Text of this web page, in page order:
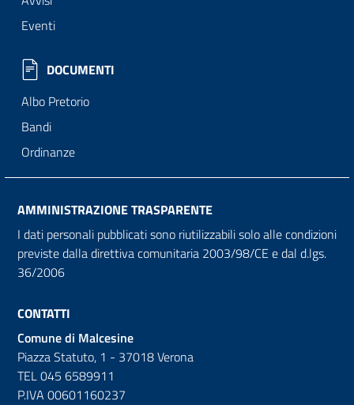
Eventi
DOCUMENTI
Albo Pretorio
Bandi
Ordinanze
AMMINISTRAZIONE TRASPARENTE
I dati personali pubblicati sono riutilizzabili solo alle condizioni
previste dalla direttiva comunitaria 2003/98/CE e dal d.lgs.
36/2006
CONTATTI
Comune di Malcesine
Piazza Statuto, 1 - 37018 Verona
TEL 045 6589911
P.IVA 00601160237